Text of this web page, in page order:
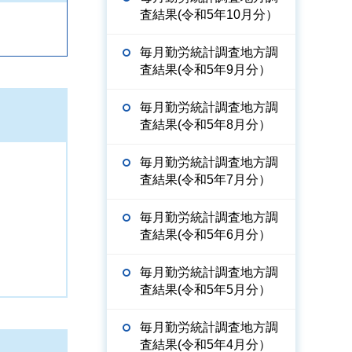
査結果(令和5年10月分）
毎月勤労統計調査地方調
査結果(令和5年9月分）
毎月勤労統計調査地方調
査結果(令和5年8月分）
毎月勤労統計調査地方調
査結果(令和5年7月分）
毎月勤労統計調査地方調
査結果(令和5年6月分）
毎月勤労統計調査地方調
査結果(令和5年5月分）
毎月勤労統計調査地方調
査結果(令和5年4月分）